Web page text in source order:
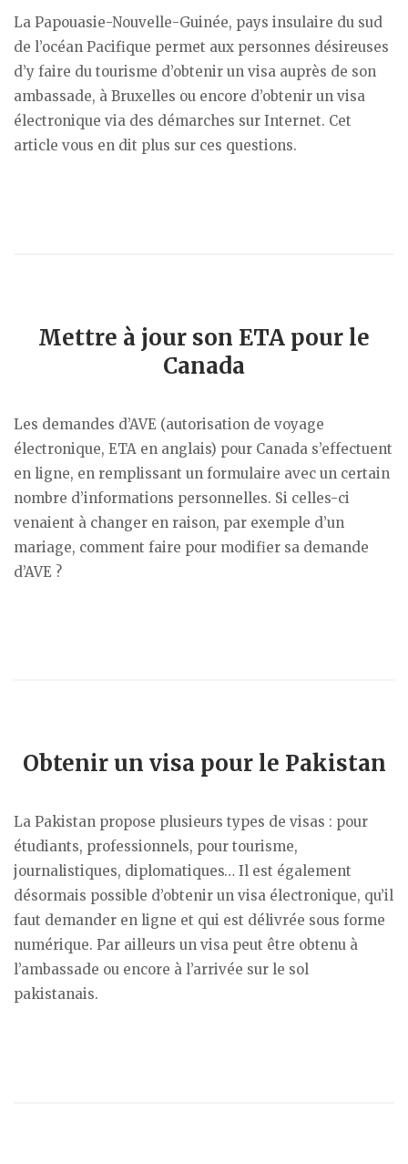
La Papouasie-Nouvelle-Guinée, pays insulaire du sud
de l’océan Pacifique permet aux personnes désireuses
d’y faire du tourisme d’obtenir un visa auprès de son
ambassade, à Bruxelles ou encore d’obtenir un visa
électronique via des démarches sur Internet. Cet
article vous en dit plus sur ces questions.
Mettre à jour son ETA pour le
Canada
Les demandes d’AVE (autorisation de voyage
électronique, ETA en anglais) pour Canada s’effectuent
en ligne, en remplissant un formulaire avec un certain
nombre d’informations personnelles. Si celles-ci
venaient à changer en raison, par exemple d’un
mariage, comment faire pour modifier sa demande
d’AVE ?
Obtenir un visa pour le Pakistan
La Pakistan propose plusieurs types de visas : pour
étudiants, professionnels, pour tourisme,
journalistiques, diplomatiques… Il est également
désormais possible d’obtenir un visa électronique, qu’il
faut demander en ligne et qui est délivrée sous forme
numérique. Par ailleurs un visa peut être obtenu à
l’ambassade ou encore à l’arrivée sur le sol
pakistanais.